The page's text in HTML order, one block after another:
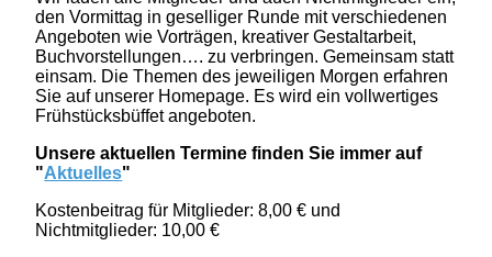
den Vormittag in geselliger Runde mit verschiedenen
Angeboten wie Vorträgen, kreativer Gestaltarbeit,
Buchvorstellungen…. zu verbringen. Gemeinsam statt
einsam. Die Themen des jeweiligen Morgen erfahren
Sie auf unserer Homepage. Es wird ein vollwertiges
Frühstücksbüffet angeboten.
Unsere aktuellen Termine finden Sie immer auf
"Aktuelles"
Kostenbeitrag für Mitglieder: 8,00 € und
Nichtmitglieder: 10,00 €